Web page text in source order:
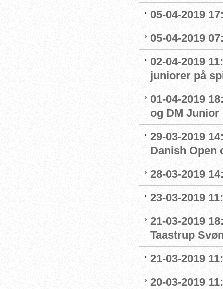
05-04-2019
05-04-2019
02-04-2019
juniorer på
01-04-2019
og DM Junior
29-03-2019
Danish Open
28-03-2019
23-03-2019
21-03-2019
Taastrup
21-03-2019
20-03-2019